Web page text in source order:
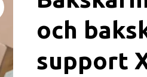
och
support